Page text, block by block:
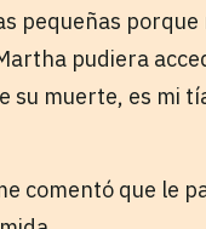
pequeñas
pudiera
su muerte, es mi
comentó que le